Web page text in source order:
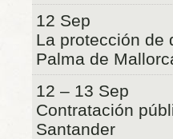
12 Sep
La protección de
Palma de
12 – 13 Sep
Contratación
Santander